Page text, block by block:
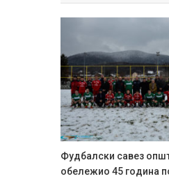
Фудбалски савез
обележио 45 година